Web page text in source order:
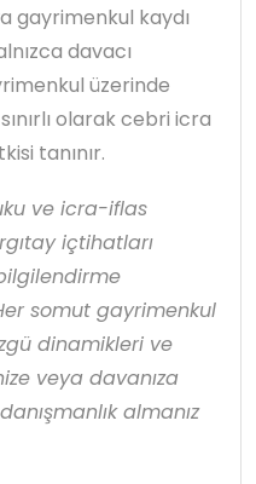
gayrimenkul kaydı
davacı
üzerinde
olarak cebri icra
tanınır.
ve icra-iflas
içtihatları
somut gayrimenkul
dinamikleri ve
veya davanıza
almanız